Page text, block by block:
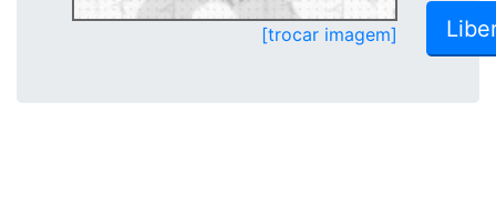
[trocar imagem]